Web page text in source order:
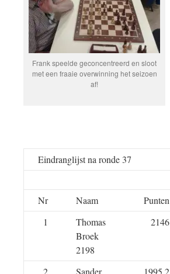
Frank speelde geconcentreerd en sloot
met een fraaie overwinning het seizoen
af!
Eindranglijst na ronde 37
Nr Naam Punten
1
Thomas
Broek
2198
2146
2 Sander 1995,2